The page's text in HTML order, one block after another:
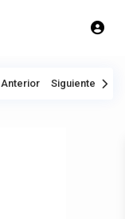
Anterior Siguiente